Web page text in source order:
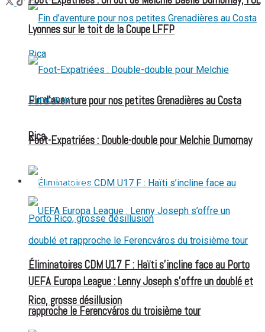
Fin d’aventure pour nos petites Grenadières au Costa
Rica
Éliminatoires CDM U17 F : Haïti s’incline face au Porto
Rico, grosse désillusion
Lyonnes sur le toit de la Coupe LFFP
Foot-Expatriées : Double-double pour Melchie Dumornay
FOOT EXPATRIÉS
UEFA Europa League : Lenny Joseph s’offre un doublé et
rapproche le Ferencváros du troisième tour